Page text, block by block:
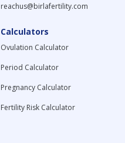
reachus@birlafertility.com
Calculators
Ovulation Calculator
Period Calculator
Pregnancy Calculator
Fertility Risk Calculator